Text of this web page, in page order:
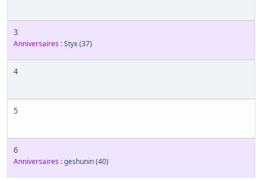
3
Anniversaires :Styx(37)
4
5
6
Anniversaires :geshunin(40)